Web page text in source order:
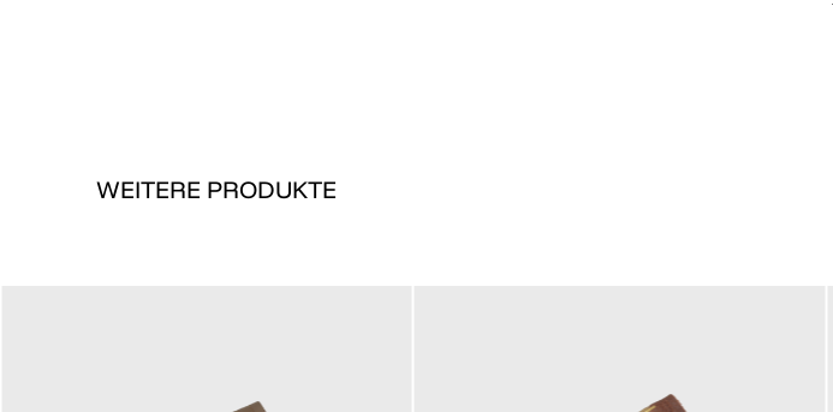
WEITERE PRODUKTE